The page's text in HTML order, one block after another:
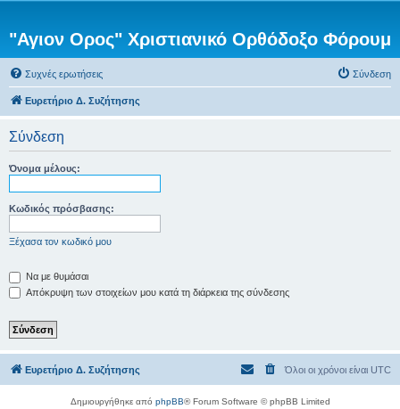
"Αγιον Ορος" Χριστιανικό Ορθόδοξο Φόρουμ
Συχνές ερωτήσεις Σύνδεση
Ευρετήριο Δ. Συζήτησης
Σύνδεση
Όνομα μέλους:
Κωδικός πρόσβασης:
Ξέχασα τον κωδικό μου
Να με θυμάσαι
Απόκρυψη των στοιχείων μου κατά τη διάρκεια της σύνδεσης
Ευρετήριο Δ. Συζήτησης Όλοι οι χρόνοι είναι UTC
Δημιουργήθηκε από phpBB® Forum Software © phpBB Limited